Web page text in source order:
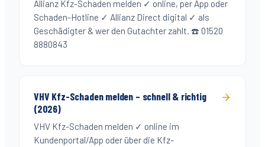
Allianz Kfz-Schaden melden ✓ online, per App oder
Schaden-Hotline ✓ Allianz Direct digital ✓ als
Geschädigter & wer den Gutachter zahlt. ☎️ 01520
8880843
VHV Kfz-Schaden melden – schnell & richtig
(2026)
VHV Kfz-Schaden melden ✓ online im
Kundenportal/App oder über die Kfz-